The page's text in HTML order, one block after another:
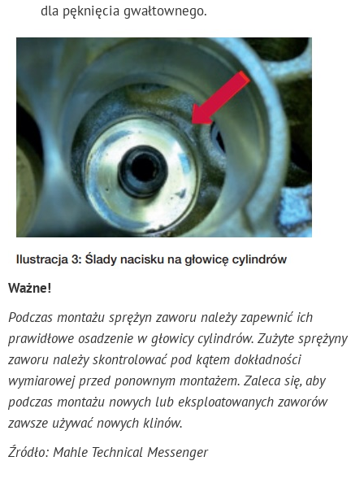
dla pęknięcia gwałtownego.
Ważne!
Podczas montażu sprężyn zaworu należy zapewnić ich
prawidłowe osadzenie w głowicy cylindrów. Zużyte sprężyny
zaworu należy skontrolować pod kątem dokładności
wymiarowej przed ponownym montażem. Zaleca się, aby
podczas montażu nowych lub eksploatowanych zaworów
zawsze używać nowych klinów.
Źródło: Mahle Technical Messenger